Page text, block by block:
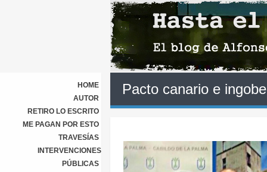
HOME
AUTOR
RETIRO LO ESCRITO
ME PAGAN POR ESTO
TRAVESÍAS
INTERVENCIONES
PÚBLICAS
Pacto canario e